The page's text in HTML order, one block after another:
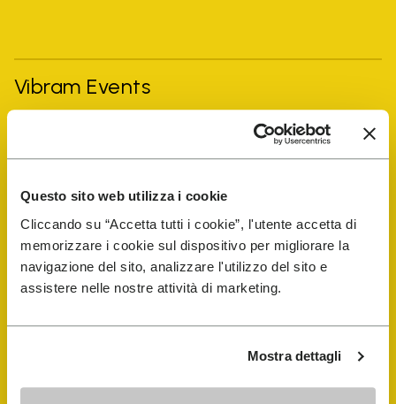
Questo sito web utilizza i cookie
Cliccando su “Accetta tutti i cookie”, l'utente accetta di
memorizzare i cookie sul dispositivo per migliorare la
navigazione del sito, analizzare l'utilizzo del sito e
assistere nelle nostre attività di marketing.
Mostra dettagli
Vibram Events
Shop
Shoe Repair Locator